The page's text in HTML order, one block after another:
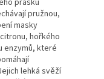
prášku
pružnou,
masky
hořkého
enzymů, které
lehká svěží